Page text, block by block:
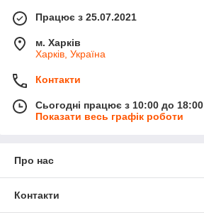
Працює з 25.07.2021
м. Харків
Харків, Україна
Контакти
Сьогодні працює з 10:00 до 18:00
Показати весь графік роботи
Про нас
Контакти